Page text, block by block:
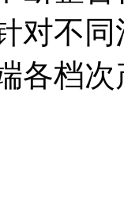
对不
各档